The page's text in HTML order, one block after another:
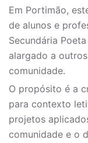
Em Portimão,
de alunos e
Secundária
alargado a
comunidade.
O propósito é a
para contexto
projetos
comunidade e o